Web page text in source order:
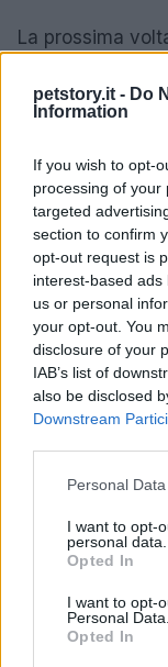
petstory.it - Do
Information
If you wish to opt-
processing of your
targeted
section to confirm
opt-out request is
interest-based
us or personal
your opt-out. You
disclosure of your
IAB’s list of
also be disclosed
Downstream
Please note that
not limited to your
grant or deny
use your data for
consent section.
Personal
I want to opt-
personal data.
Opted In
I want to opt-
Personal Data.
Opted In
La prossima
mondo di
sognando. Ma
sempre un